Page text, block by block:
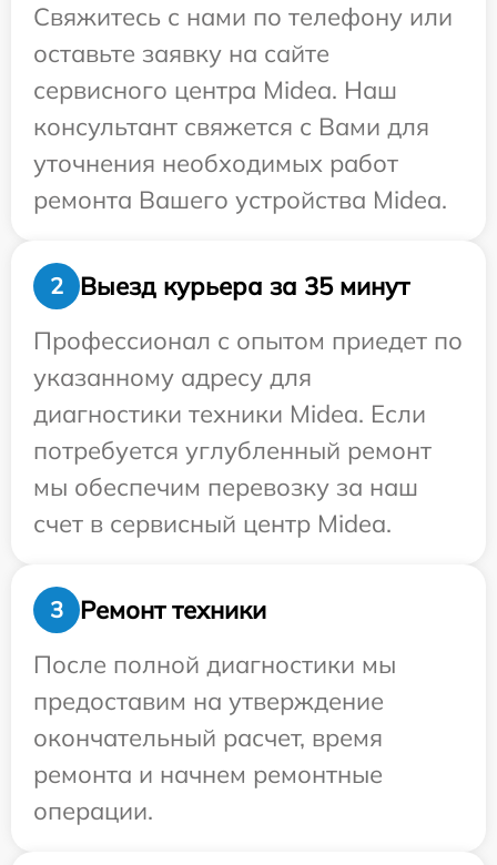
Свяжитесь с нами по телефону или
оставьте заявку на сайте
сервисного центра Midea. Наш
консультант свяжется с Вами для
уточнения необходимых работ
ремонта Вашего устройства Midea.
2
Выезд курьера за 35 минут
Профессионал с опытом приедет по
указанному адресу для
диагностики техники Midea. Если
потребуется углубленный ремонт
мы обеспечим перевозку за наш
счет в сервисный центр Midea.
3
Ремонт техники
После полной диагностики мы
предоставим на утверждение
окончательный расчет, время
ремонта и начнем ремонтные
операции.